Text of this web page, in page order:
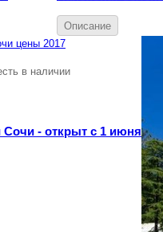
Описание
в наличии
Сочи - открыт с 1 июня